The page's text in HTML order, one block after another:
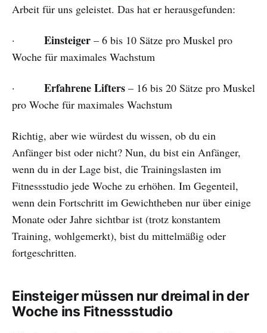
Arbeit für uns geleistet. Das hat er herausgefunden:
· Einsteiger – 6 bis 10 Sätze pro Muskel pro
Woche für maximales Wachstum
· Erfahrene Lifters – 16 bis 20 Sätze pro Muskel
pro Woche für maximales Wachstum
Richtig, aber wie würdest du wissen, ob du ein
Anfänger bist oder nicht? Nun, du bist ein Anfänger,
wenn du in der Lage bist, die Trainingslasten im
Fitnessstudio jede Woche zu erhöhen. Im Gegenteil,
wenn dein Fortschritt im Gewichtheben nur über einige
Monate oder Jahre sichtbar ist (trotz konstantem
Training, wohlgemerkt), bist du mittelmäßig oder
fortgeschritten.
Einsteiger müssen nur dreimal in der
Woche ins Fitnessstudio